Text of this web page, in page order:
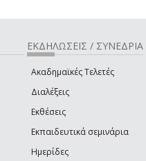
ΕΚΔΗΛΩΣΕΙΣ / ΣΥΝΕΔΡΙΑ
Ακαδημαϊκές Τελετές
Διαλέξεις
Εκθέσεις
Εκπαιδευτικά σεμινάρια
Ημερίδες